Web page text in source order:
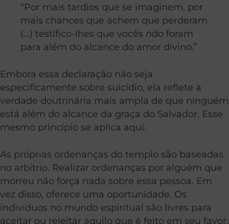
“Por mais tardios que se imaginem, por
mais chances que achem que perderam
(…) testifico-lhes que vocês não foram
para além do alcance do amor divino.”
Embora essa declaração não seja
especificamente sobre suicídio, ela reflete a
verdade doutrinária mais ampla de que ninguém
está além do alcance da graça do Salvador. Esse
mesmo princípio se aplica aqui.
As próprias ordenanças do templo são baseadas
no arbítrio. Realizar ordenanças por alguém que
morreu não força nada sobre essa pessoa. Em
vez disso, oferece uma oportunidade. Os
indivíduos no mundo espiritual são livres para
aceitar ou rejeitar aquilo que é feito em seu favor.